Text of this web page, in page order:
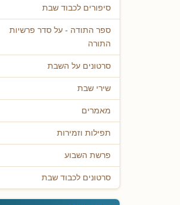
סיפורים לכבוד שבת
ספר התודה - על סדר פרשיות
התורה
סרטונים על השבת
שירי שבת
מאמרים
תפילות וזמירות
פרשת השבוע
סרטונים לכבוד שבת